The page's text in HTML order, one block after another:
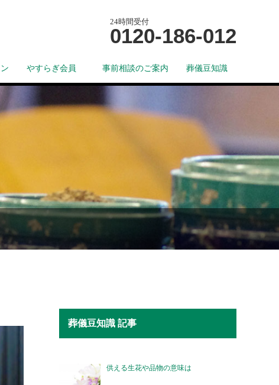
24時間受付
0120-186-012
やすらぎ会員 事前相談のご案内 葬儀豆知識
葬儀豆知識 記事
供える生花や品物の意味は